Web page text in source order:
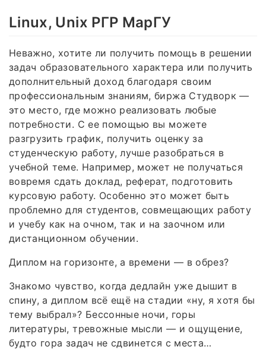
Linux, Unix РГР МарГУ
Неважно, хотите ли получить помощь в решении
задач образовательного характера или получить
дополнительный доход благодаря своим
профессиональным знаниям, биржа Студворк —
это место, где можно реализовать любые
потребности. С ее помощью вы можете
разгрузить график, получить оценку за
студенческую работу, лучше разобраться в
учебной теме. Например, может не получаться
вовремя сдать доклад, реферат, подготовить
курсовую работу. Особенно это может быть
проблемно для студентов, совмещающих работу
и учебу как на очном, так и на заочном или
дистанционном обучении.
Диплом на горизонте, а времени — в обрез?
Знакомо чувство, когда дедлайн уже дышит в
спину, а диплом всё ещё на стадии «ну, я хотя бы
тему выбрал»? Бессонные ночи, горы
литературы, тревожные мысли — и ощущение,
будто гора задач не сдвинется с места…